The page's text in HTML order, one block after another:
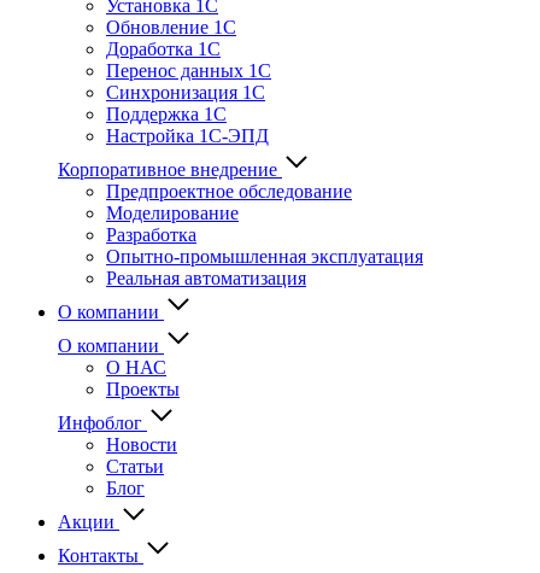
Установка 1С
Обновление 1С
Доработка 1С
Перенос данных 1С
Синхронизация 1С
Поддержка 1С
Настройка 1С-ЭПД
Корпоративное внедрение
Предпроектное обследование
Моделирование
Разработка
Опытно-промышленная эксплуатация
Реальная автоматизация
О компании
О компании
О НАС
Проекты
Инфоблог
Новости
Статьи
Блог
Акции
Контакты